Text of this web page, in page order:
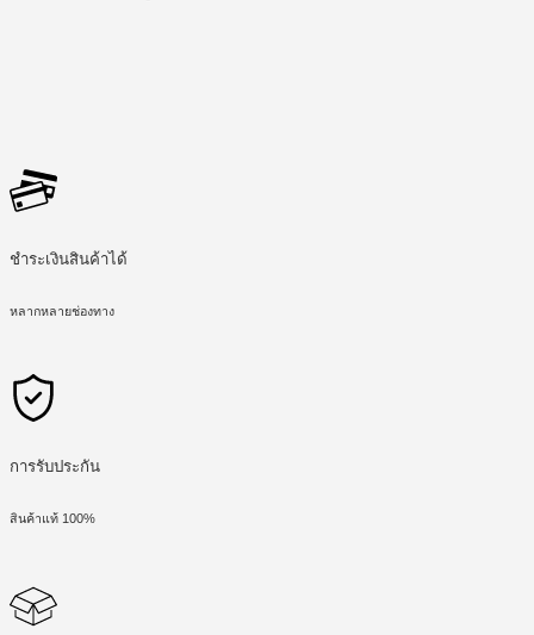
ชำระเงินสินค้าได้
หลากหลายช่องทาง
การรับประกัน
สินค้าแท้ 100%